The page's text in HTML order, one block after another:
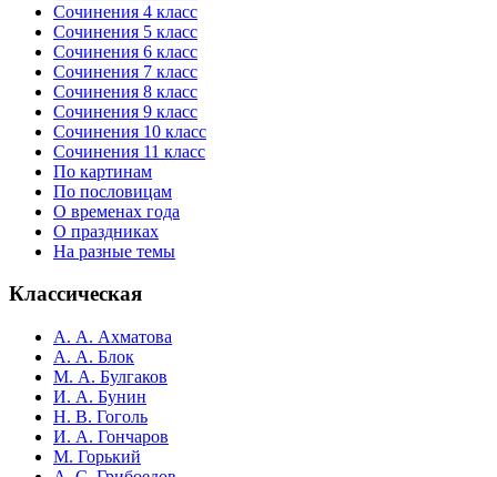
Сочинения 4 класс
Сочинения 5 класс
Сочинения 6 класс
Сочинения 7 класс
Сочинения 8 класс
Сочинения 9 класс
Сочинения 10 класс
Сочинения 11 класс
По картинам
По пословицам
О временах года
О праздниках
На разные темы
Классическая
А. А. Ахматова
А. А. Блок
М. А. Булгаков
И. А. Бунин
Н. В. Гоголь
И. А. Гончаров
М. Горький